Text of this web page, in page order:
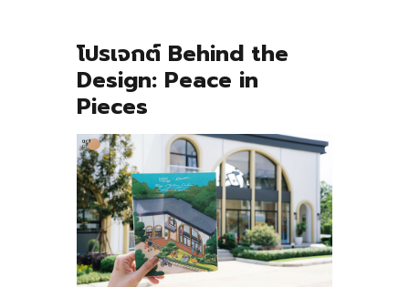
โปรเจกต์ Behind the
Design: Peace in
Pieces